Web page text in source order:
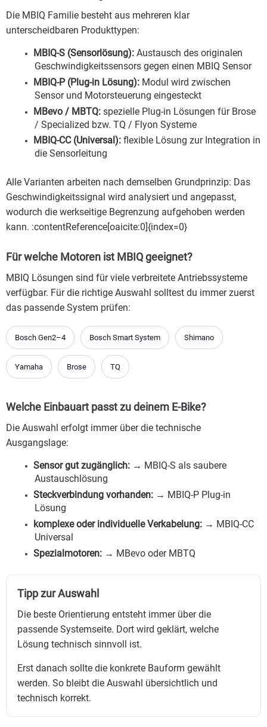
Die MBIQ Familie besteht aus mehreren klar
unterscheidbaren Produkttypen:
MBIQ-S (Sensorlösung): Austausch des originalen
Geschwindigkeitssensors gegen einen MBIQ Sensor
MBIQ-P (Plug-in Lösung): Modul wird zwischen
Sensor und Motorsteuerung eingesteckt
MBevo / MBTQ: spezielle Plug-in Lösungen für Brose
/ Specialized bzw. TQ / Flyon Systeme
MBIQ-CC (Universal): flexible Lösung zur Integration in
die Sensorleitung
Alle Varianten arbeiten nach demselben Grundprinzip: Das
Geschwindigkeitssignal wird analysiert und angepasst,
wodurch die werkseitige Begrenzung aufgehoben werden
kann. :contentReference[oaicite:0]{index=0}
Für welche Motoren ist MBIQ geeignet?
MBIQ Lösungen sind für viele verbreitete Antriebssysteme
verfügbar. Für die richtige Auswahl solltest du immer zuerst
das passende System prüfen:
Bosch Gen2–4 Bosch Smart System Shimano
Yamaha Brose TQ
Welche Einbauart passt zu deinem E-Bike?
Die Auswahl erfolgt immer über die technische
Ausgangslage:
Sensor gut zugänglich: → MBIQ-S als saubere
Austauschlösung
Steckverbindung vorhanden: → MBIQ-P Plug-in
Lösung
komplexe oder individuelle Verkabelung: → MBIQ-CC
Universal
Spezialmotoren: → MBevo oder MBTQ
Tipp zur Auswahl
Die beste Orientierung entsteht immer über die
passende Systemseite. Dort wird geklärt, welche
Lösung technisch sinnvoll ist.
Erst danach sollte die konkrete Bauform gewählt
werden. So bleibt die Auswahl übersichtlich und
technisch korrekt.